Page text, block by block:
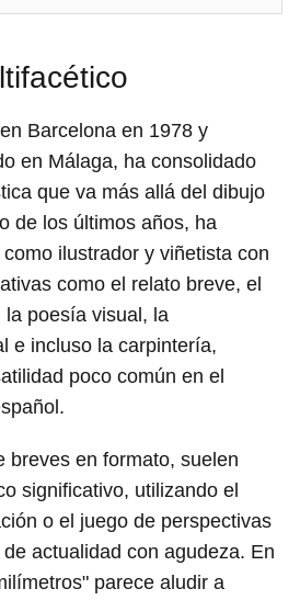
Barcelona en 1978 y
en Málaga, ha consolidado
que va más allá del dibujo
de los últimos años, ha
ilustrador y viñetista con
como el relato breve, el
poesía visual, la
e incluso la carpintería,
poco común en el
breves en formato, suelen
significativo, utilizando el
o el juego de perspectivas
actualidad con agudeza. En
parece aludir a